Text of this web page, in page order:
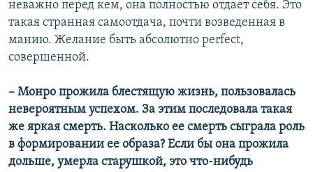
неважно перед кем, она полностью отдает себя. Это
такая странная самоотдача, почти возведенная в
манию. Желание быть абсолютно perfect,
совершенной.
– Монро прожила блестящую жизнь, пользовалась
невероятным успехом. За этим последовала такая
же яркая смерть. Насколько ее смерть сыграла роль
в формировании ее образа? Если бы она прожила
дольше, умерла старушкой, это что-нибудь